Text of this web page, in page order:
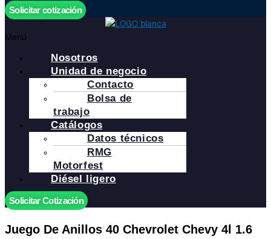
Solicitar cotización
Menú
Nosotros
Unidad de negocio
Contacto
Bolsa de
trabajo
Catálogos
Datos técnicos
RMG
Motorfest
Diésel ligero
Solicitar Cotización
Juego De Anillos 40 Chevrolet Chevy 4l 1.6